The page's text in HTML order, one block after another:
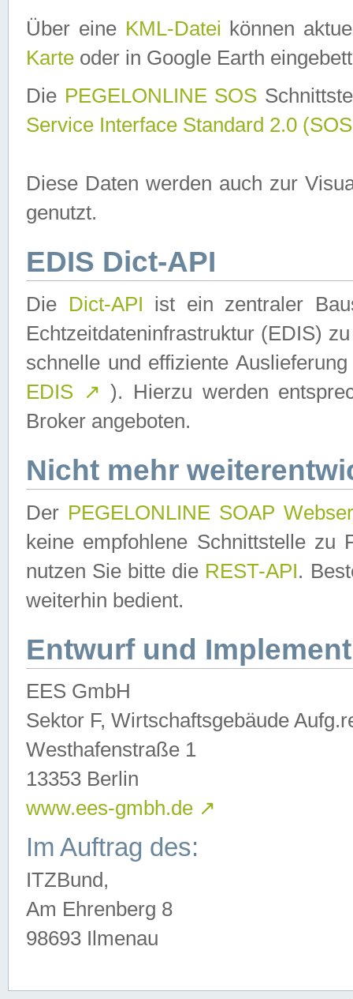
Über eine KML-Datei können
Karte oder in Google Earth
Die PEGELONLINE SOS
Service Interface Standard 2.0
Diese Daten werden auch zur
genutzt.
EDIS Dict-API
Die Dict-API ist ein zentraler
Echtzeitdateninfrastruktur (EDIS)
schnelle und effiziente
EDIS ↗ ). Hierzu werden
Broker angeboten.
Nicht mehr
Der PEGELONLINE SOAP
keine empfohlene Schnittstelle zu
nutzen Sie bitte die REST-API.
weiterhin bedient.
Entwurf und
EES GmbH
Sektor F, Wirtschaftsgebäude
Westhafenstraße 1
13353 Berlin
www.ees-gmbh.de ↗
Im Auftrag des:
ITZBund,
Am Ehrenberg 8
98693 Ilmenau